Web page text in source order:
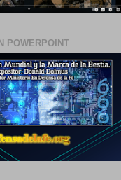
POWERPOINT